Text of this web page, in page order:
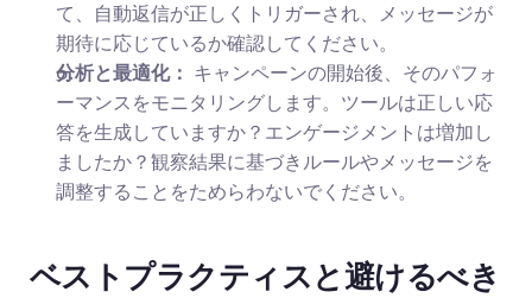
て、自動返信が正しくトリガーされ、メッセージが
期待に応じているか確認してください。
分析と最適化： キャンペーンの開始後、そのパフォ
ーマンスをモニタリングします。ツールは正しい応
答を生成していますか？エンゲージメントは増加し
ましたか？観察結果に基づきルールやメッセージを
調整することをためらわないでください。
ベストプラクティスと避けるべき